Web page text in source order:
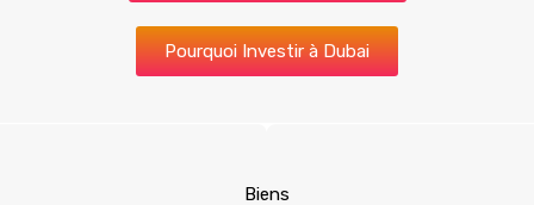
Pourquoi Investir à Dubai
Biens